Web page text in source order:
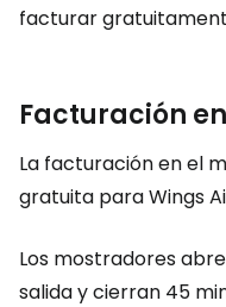
facturar
Facturación
La facturación en el
gratuita para Wings
Los mostradores
salida y cierran 45